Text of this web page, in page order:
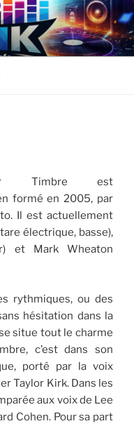
Timbre est
formé en 2005, par
Il est actuellement
électrique, basse),
et Mark Wheaton
rythmiques, ou des
hésitation dans la
situe tout le charme
c’est dans son
porté par la voix
Taylor Kirk. Dans les
aux voix de Lee
Cohen. Pour sa part